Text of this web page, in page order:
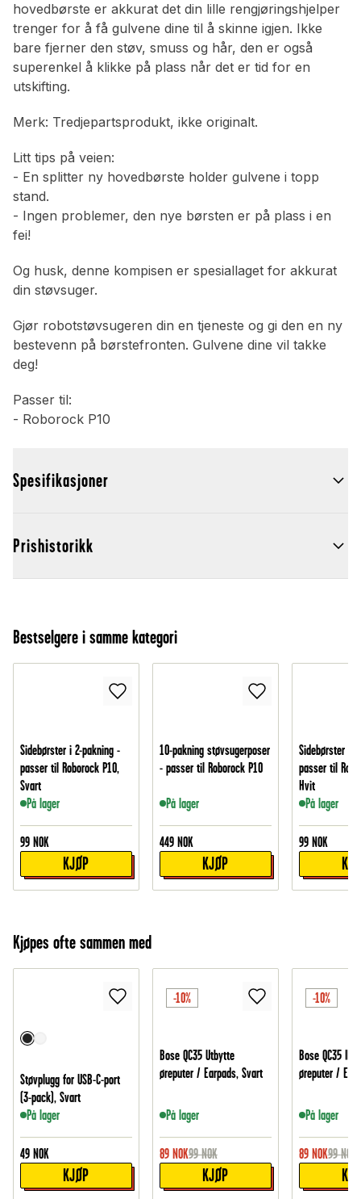
hovedbørste er akkurat det din lille rengjøringshjelper
trenger for å få gulvene dine til å skinne igjen. Ikke
bare fjerner den støv, smuss og hår, den er også
superenkel å klikke på plass når det er tid for en
utskifting.
Merk: Tredjepartsprodukt, ikke originalt.
Litt tips på veien:
- En splitter ny hovedbørste holder gulvene i topp
stand.
- Ingen problemer, den nye børsten er på plass i en
fei!
Og husk, denne kompisen er spesiallaget for akkurat
din støvsuger.
Gjør robotstøvsugeren din en tjeneste og gi den en ny
bestevenn på børstefronten. Gulvene dine vil takke
deg!
Passer til:
- Roborock P10
Spesifikasjoner
Prishistorikk
Bestselgere i samme kategori
Sidebørster i 2-pakning -
passer til Roborock P10,
Svart
På lager
99 NOK
KJØP
10-pakning støvsugerposer
- passer til Roborock P10
På lager
449 NOK
KJØP
Sidebørster i
passer til
Hvit
På lager
99 NOK
Kjøpes ofte sammen med
Støvplugg for USB-C-port
(3-pack), Svart
På lager
49 NOK
KJØP
-10%
Bose QC35 Utbytte
øreputer / Earpads, Svart
På lager
89 NOK99 NOK
KJØP
-10%
Bose QC35 II
øreputer /
På lager
89 NOK99 NOK